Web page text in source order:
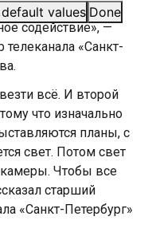
values Done
локациях. Спасибо
содействие», —
«Санкт-
всё. И второй
что изначально
планы, с
свет. Потом свет
камеры. Чтобы все
старший
«Санкт-Петербург»